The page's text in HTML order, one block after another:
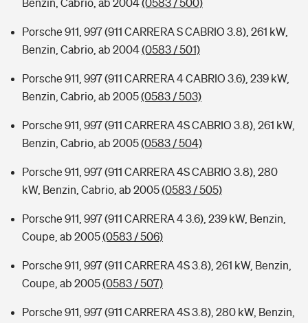
Benzin, Cabrio, ab 2004(0583 / 500)
Porsche 911, 997 (911 CARRERA S CABRIO 3.8), 261 kW,
Benzin, Cabrio, ab 2004(0583 / 501)
Porsche 911, 997 (911 CARRERA 4 CABRIO 3.6), 239 kW,
Benzin, Cabrio, ab 2005(0583 / 503)
Porsche 911, 997 (911 CARRERA 4S CABRIO 3.8), 261 kW,
Benzin, Cabrio, ab 2005(0583 / 504)
Porsche 911, 997 (911 CARRERA 4S CABRIO 3.8), 280
kW, Benzin, Cabrio, ab 2005(0583 / 505)
Porsche 911, 997 (911 CARRERA 4 3.6), 239 kW, Benzin,
Coupe, ab 2005(0583 / 506)
Porsche 911, 997 (911 CARRERA 4S 3.8), 261 kW, Benzin,
Coupe, ab 2005(0583 / 507)
Porsche 911, 997 (911 CARRERA 4S 3.8), 280 kW, Benzin,